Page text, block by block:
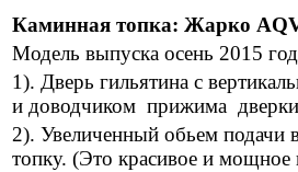
Каминная топка: Жарко
Модель выпуска осень 2015 год
1). Дверь гильятина с
и доводчиком прижима дверки
2). Увеличенный обьем подачи
топку. (Это красивое и мощное